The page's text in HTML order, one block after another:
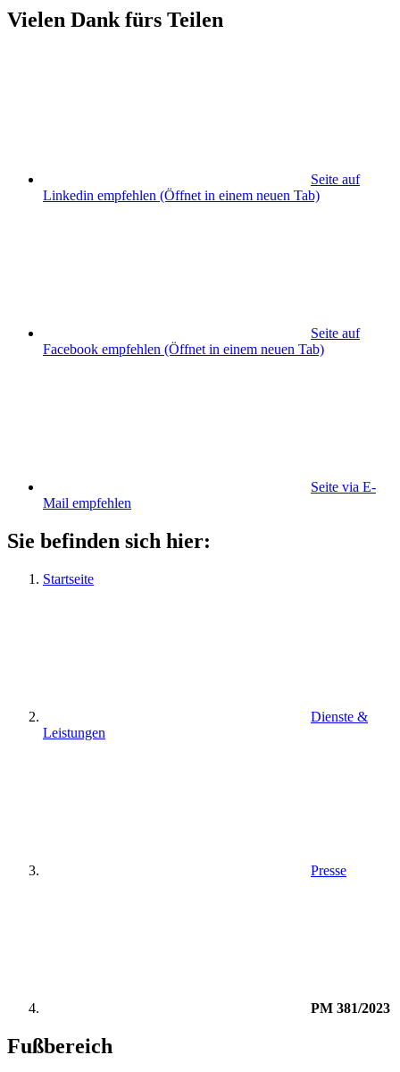
Vielen Dank fürs Teilen
Seite auf
Linkedin empfehlen (Öffnet in einem neuen Tab)
Seite auf
Facebook empfehlen (Öffnet in einem neuen Tab)
Seite via E-
Mail empfehlen
Sie befinden sich hier:
Startseite
Dienste &
Leistungen
Presse
PM 381/2023
Fußbereich